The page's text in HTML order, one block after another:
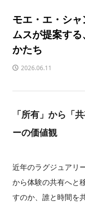
モエ・エ・シ
ムスが提案す
かたち
2026.06.11
「所有」から「
ーの価値観
近年のラグジュアリ
から体験の共有へと
すのか、誰と時間を